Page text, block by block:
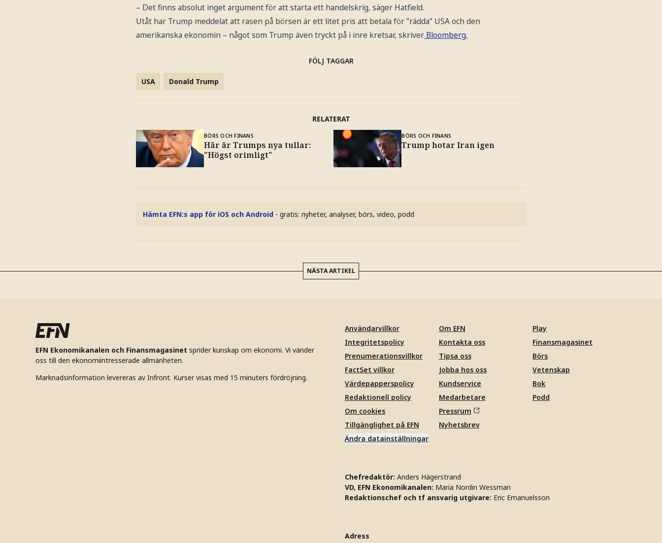
– Det finns absolut inget argument för att starta ett handelskrig, säger Hatfield.
Utåt har Trump meddelat att rasen på börsen är ett litet pris att betala för ”rädda” USA och den
amerikanska ekonomin – något som Trump även tryckt på i inre kretsar, skriver Bloomberg.
FÖLJ TAGGAR
USA Donald Trump
RELATERAT
BÖRS OCH FINANS
Här är Trumps nya tullar:
"Högst orimligt"
BÖRS OCH FINANS
Trump hotar Iran igen
Hämta EFN:s app för iOS och Android - gratis: nyheter, analyser, börs, video, podd
NÄSTA ARTIKEL
EFN Ekonomikanalen och Finansmagasinet sprider kunskap om ekonomi. Vi vänder
oss till den ekonomiintresserade allmänheten.
Marknadsinformation levereras av Infront. Kurser visas med 15 minuters fördröjning.
Användarvillkor
Integritetspolicy
Prenumerationsvillkor
FactSet villkor
Värdepapperspolicy
Redaktionell policy
Om cookies
Tillgänglighet på EFN
Ändra datainställningar
Om EFN
Kontakta oss
Tipsa oss
Jobba hos oss
Kundservice
Medarbetare
Pressrum
Nyhetsbrev
Play
Finansmagasinet
Börs
Vetenskap
Bok
Podd
Chefredaktör: Anders Hägerstrand
VD, EFN Ekonomikanalen: Maria Nordin Wessman
Redaktionschef och tf ansvarig utgivare: Eric Emanuelsson
Adress